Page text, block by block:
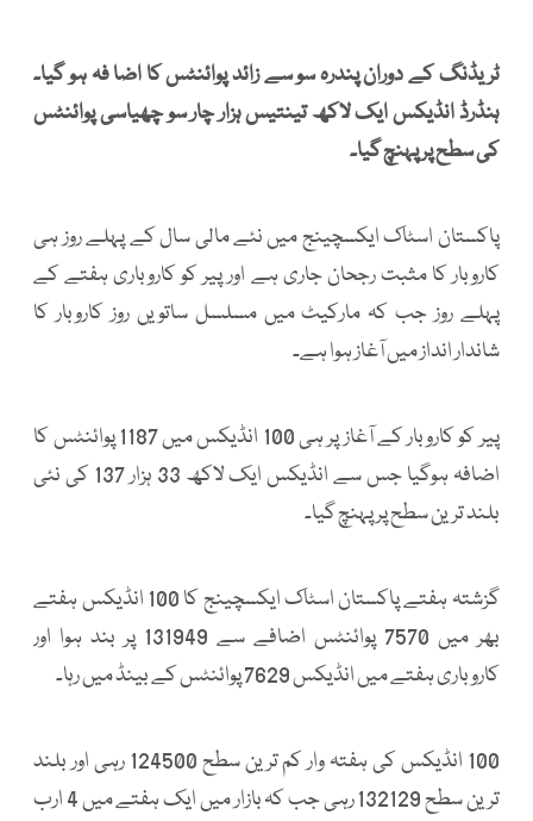
ٹریڈنگ کے دوران پندرہ سو سے زائد پوائنٹس کا اضا فہ ہو گیا۔
ہنڈرڈ انڈیکس ایک لاکھ تینتیس ہزار چار سو چھیاسی پوائنٹس
کی سطح پر پہنچ گیا۔
پاکستان اسٹاک ایکسچینج میں نئے مالی سال کے پہلے روز ہی
کاروبار کا مثبت رجحان جاری ہے اور پیر کو کاروباری ہفتے کے
پہلے روز جب کہ مارکیٹ میں مسلسل ساتویں روز کاروبار کا
شاندار انداز میں آغاز ہوا ہے۔
پیر کو کاروبار کے آغاز پر ہی 100 انڈیکس میں 1187 پوائنٹس کا
اضافہ ہوگیا جس سے انڈیکس ایک لاکھ 33 ہزار 137 کی نئی
بلند ترین سطح پر پہنچ گیا۔
گزشتہ ہفتے پاکستان اسٹاک ایکسچینج کا 100 انڈیکس ہفتے
بھر میں 7570 پوائنٹس اضافے سے 131949 پر بند ہوا اور
کاروباری ہفتے میں انڈیکس 7629 پوائنٹس کے بینڈ میں رہا۔
100 انڈیکس کی ہفتہ وار کم ترین سطح 124500 رہی اور بلند
ترین سطح 132129 رہی جب کہ بازار میں ایک ہفتے میں 4 ارب